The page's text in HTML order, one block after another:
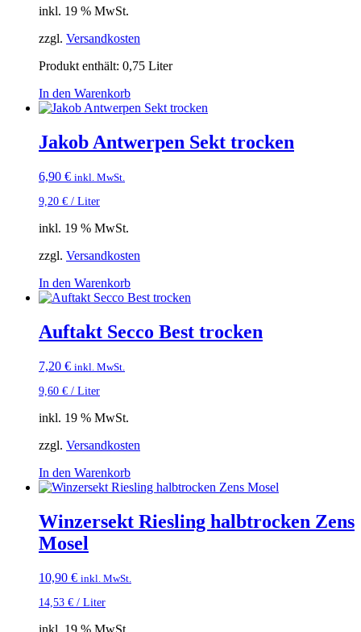
inkl. 19 % MwSt.
zzgl. Versandkosten
Produkt enthält: 0,75 Liter
In den Warenkorb
Jakob Antwerpen Sekt trocken
6,90 € inkl. MwSt.
9,20 € / Liter
inkl. 19 % MwSt.
zzgl. Versandkosten
In den Warenkorb
Auftakt Secco Best trocken
7,20 € inkl. MwSt.
9,60 € / Liter
inkl. 19 % MwSt.
zzgl. Versandkosten
In den Warenkorb
Winzersekt Riesling halbtrocken Zens
Mosel
10,90 € inkl. MwSt.
14,53 € / Liter
inkl. 19 % MwSt.